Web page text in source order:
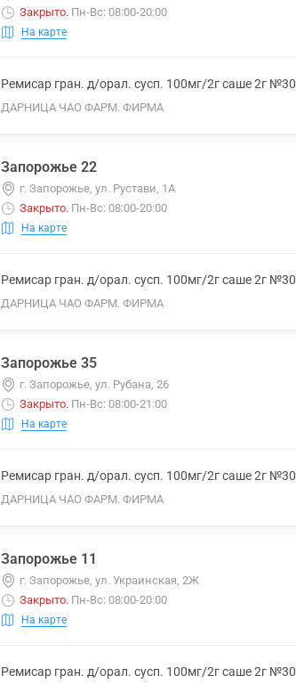
Закрыто. Пн-Вс: 08:00-20:00
На карте
Ремисар гран. д/орал. сусп. 100мг/2г саше 2г №30
ДАРНИЦА ЧАО ФАРМ. ФИРМА
Запорожье 22
г. Запорожье, ул. Рустави, 1А
Закрыто. Пн-Вс: 08:00-20:00
На карте
Ремисар гран. д/орал. сусп. 100мг/2г саше 2г №30
ДАРНИЦА ЧАО ФАРМ. ФИРМА
Запорожье 35
г. Запорожье, ул. Рубана, 26
Закрыто. Пн-Вс: 08:00-21:00
На карте
Ремисар гран. д/орал. сусп. 100мг/2г саше 2г №30
ДАРНИЦА ЧАО ФАРМ. ФИРМА
Запорожье 11
г. Запорожье, ул. Украинская, 2Ж
Закрыто. Пн-Вс: 08:00-20:00
На карте
Ремисар гран. д/орал. сусп. 100мг/2г саше 2г №30